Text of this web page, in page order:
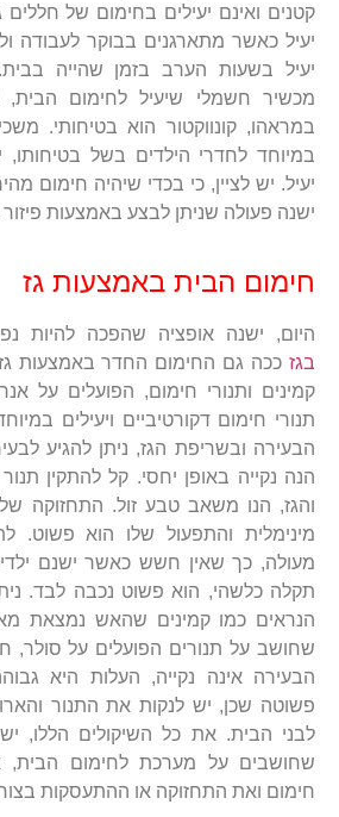
קטנים ואינם יעילים בחימום של חללים
יעיל כאשר מתארגנים בבוקר לעבודה
יעיל בשעות הערב בזמן שהייה בבית.
מכשיר חשמלי שיעיל לחימום הבית,
במראהו, קונווקטור הוא בטיחותי.
במיוחד לחדרי הילדים בשל
יעיל. יש לציין, כי בכדי שיהיה חימום
ישנה פעולה שניתן לבצע באמצעות פיזור
חימום הבית באמצעות גז
היום, ישנה אופציה שהפכה להיות
בגז ככה גם החימום החדר באמצעות גז
קמינים ותנורי חימום, הפועלים על
תנורי חימום דקורטיביים ויעילים
הבעירה ובשריפת הגז, ניתן להגיע
הנה נקייה באופן יחסי. קל להתקין
והגז, הנו משאב טבע זול. התחזוקה
מינימלית והתפעול שלו הוא פשוט.
מעולה, כך שאין חשש כאשר ישנם
תקלה כלשהי, הוא פשוט נכבה לבד.
הנראים כמו קמינים שהאש נמצאת
שחושב על תנורים הפועלים על סולר,
הבעירה אינה נקייה, העלות היא
פשוטה שכן, יש לנקות את התנור
לבני הבית. את כל השיקולים הללו,
שחושבים על מערכת לחימום
חימום ואת התחזוקה או ההתעסקות